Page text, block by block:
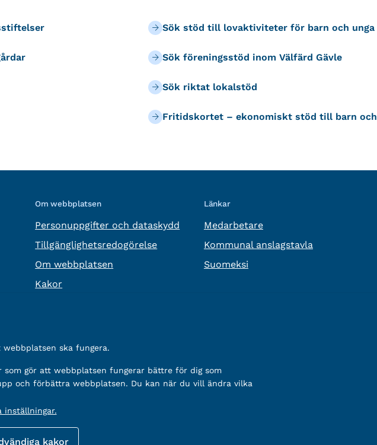
Sök stöd till lovaktiviteter för barn och unga
Sök föreningsstöd inom Välfärd Gävle
Sök riktat lokalstöd
Fritidskortet – ekonomiskt stöd till barn och
Om webbplatsen
Personuppgifter och dataskydd
Tillgänglighetsredogörelse
Om webbplatsen
Kakor
Länkar
Medarbetare
Kommunal anslagstavla
Suomeksi
ska fungera.
gör att webbplatsen fungerar bättre för dig som
och förbättra webbplatsen. Du kan när du vill ändra vilka
inställningar.
kakor